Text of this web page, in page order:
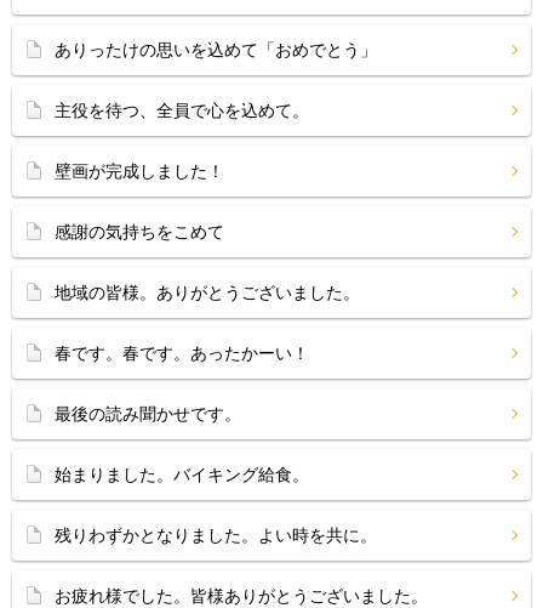
ありったけの思いを込めて「おめでとう」
主役を待つ、全員で心を込めて。
壁画が完成しました！
感謝の気持ちをこめて
地域の皆様。ありがとうございました。
春です。春です。あったかーい！
最後の読み聞かせです。
始まりました。バイキング給食。
残りわずかとなりました。よい時を共に。
お疲れ様でした。皆様ありがとうございました。